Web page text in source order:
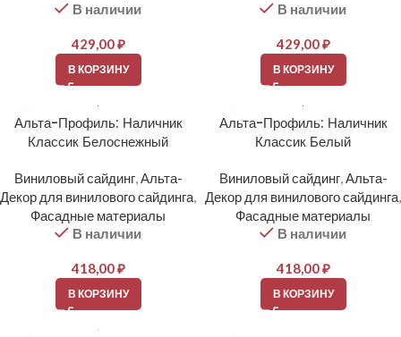
В наличии
429,00₽
В КОРЗИНУ
В наличии
429,00₽
В КОРЗИНУ
Альта-Профиль: Наличник
Классик Белоснежный
Виниловый сайдинг,Альта-
Декор для винилового сайдинга,
Фасадные материалы
В наличии
418,00₽
В КОРЗИНУ
Альта-Профиль: Наличник
Классик Белый
Виниловый сайдинг,Альта-
Декор для винилового сайдинга,
Фасадные материалы
В наличии
418,00₽
В КОРЗИНУ